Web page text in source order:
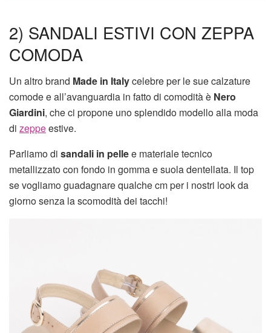
2) SANDALI ESTIVI CON ZEPPA
COMODA
Un altro brand Made in Italycelebre per le sue calzature
comode e all’avanguardia in fatto di comodità è Nero
Giardini, che ci propone uno splendido modello alla moda
di zeppeestive.
Parliamo di sandali in pellee materiale tecnico
metallizzato con fondo in gomma e suola dentellata. Il top
se vogliamo guadagnare qualche cm per i nostri look da
giorno senza la scomodità dei tacchi!